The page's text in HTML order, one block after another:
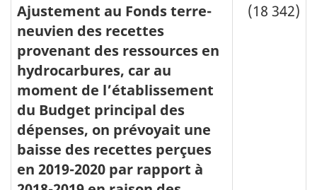
Ajustement au Fonds terre-
neuvien des recettes
provenant des ressources en
hydrocarbures, car au
moment de l’établissement
du Budget principal des
dépenses, on prévoyait une
baisse des recettes perçues
en 2019-2020 par rapport à
(18 342)